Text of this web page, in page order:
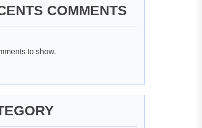
COMMENTS
to show.